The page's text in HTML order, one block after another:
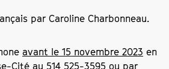
par Caroline Charbonneau.
avant le 15 novembre 2023 en
Cité au 514 525-3595 ou par